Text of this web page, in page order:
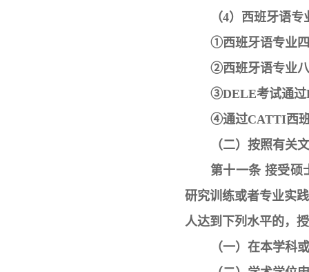
（4）西班牙语
①西班牙语专业
②西班牙语专业
③DELE考试通过
④通过CATTI西
（二）按照有关
第十一条 接受硕
研究训练或者专业实
人达到下列水平的，
（一）在本学科